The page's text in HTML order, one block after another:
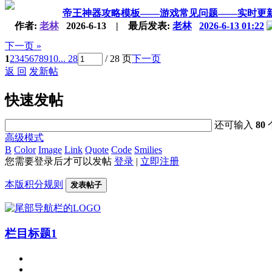
帝王神器攻略模板——游戏常见问题——实时更
作者: 老林2026-6-13 | 最后发表: 老林 2026-6-13 01:22
下一页 »
12345678910... 28 / 28 页下一页
返 回 发新帖
快速发帖
还可输入80
高级模式
B Color Image Link Quote Code Smilies
您需要登录后才可以发帖 登录 | 立即注册
本版积分规则 发表帖子
栏目标题1